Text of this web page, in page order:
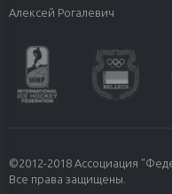
Алексей Рогалевич
©2012-2018 Ассоциация
Все права защищены.